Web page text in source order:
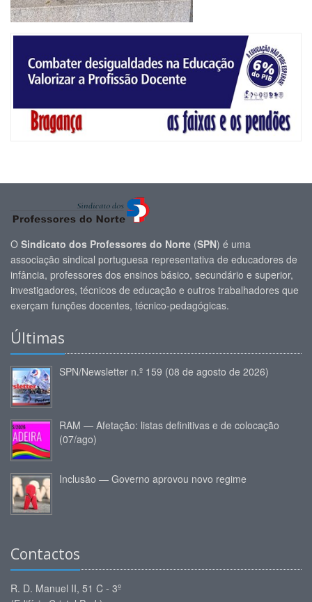
O Sindicato dos Professores do Norte (SPN) é uma
associação sindical portuguesa representativa de educadores de
infância, professores dos ensinos básico, secundário e superior,
investigadores, técnicos de educação e outros trabalhadores que
exerçam funções docentes, técnico-pedagógicas.
Últimas
SPN/Newsletter n.º 159 (08 de agosto de 2026)
RAM — Afetação: listas definitivas e de colocação
(07/ago)
Inclusão — Governo aprovou novo regime
Contactos
R. D. Manuel II, 51 C - 3º